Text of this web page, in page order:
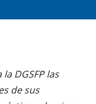
DGSFP las
de sus